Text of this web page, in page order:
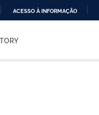
ACESSO À INFORMAÇÃO